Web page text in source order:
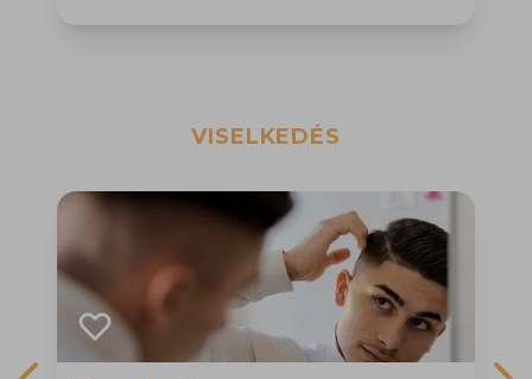
VISELKEDÉS